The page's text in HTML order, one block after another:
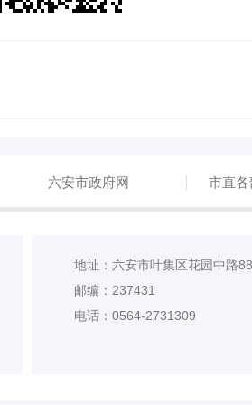
六安市政府网 市直
地址：六安市叶集区花园中路
邮编：237431
电话：0564-2731309